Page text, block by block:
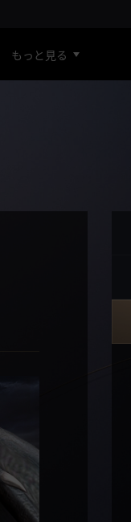
もっと見る